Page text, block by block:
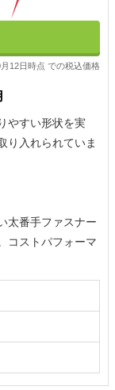
12日時点 での税込価格
やすい形状を実
り入れられていま
太番手ファスナー
コストパフォーマ